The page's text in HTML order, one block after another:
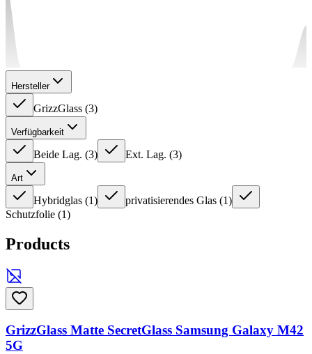
Hersteller
GrizzGlass (3)
Verfügbarkeit
Beide Lag. (3) Ext. Lag. (3)
Art
Hybridglas (1) privatisierendes Glas (1)
Schutzfolie (1)
Products
GrizzGlass Matte SecretGlass Samsung Galaxy M42
5G